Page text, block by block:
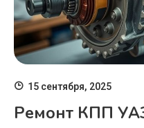
15 сентября, 2025
Ремонт КПП